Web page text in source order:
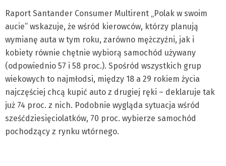
Raport Santander Consumer Multirent „Polak w swoim
aucie” wskazuje, że wśród kierowców, którzy planują
wymianę auta w tym roku, zarówno mężczyźni, jak i
kobiety równie chętnie wybiorą samochód używany
(odpowiednio 57 i 58 proc.). Spośród wszystkich grup
wiekowych to najmłodsi, między 18 a 29 rokiem życia
najczęściej chcą kupić auto z drugiej ręki – deklaruje tak
już 74 proc. z nich. Podobnie wygląda sytuacja wśród
sześćdziesięciolatków, 70 proc. wybierze samochód
pochodzący z rynku wtórnego.